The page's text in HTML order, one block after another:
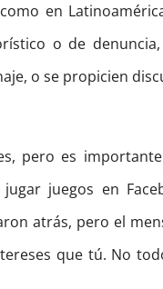
en
o de
o se propicien
pero es
juegos en
atrás, pero el
que tú. No